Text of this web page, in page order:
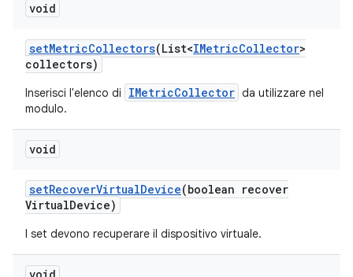
void
setMetricCollectors(List<IMetricCollector>
collectors)
Inserisci l'elenco di IMetricCollector da utilizzare nel
modulo.
void
setRecoverVirtualDevice(boolean recover
VirtualDevice)
I set devono recuperare il dispositivo virtuale.